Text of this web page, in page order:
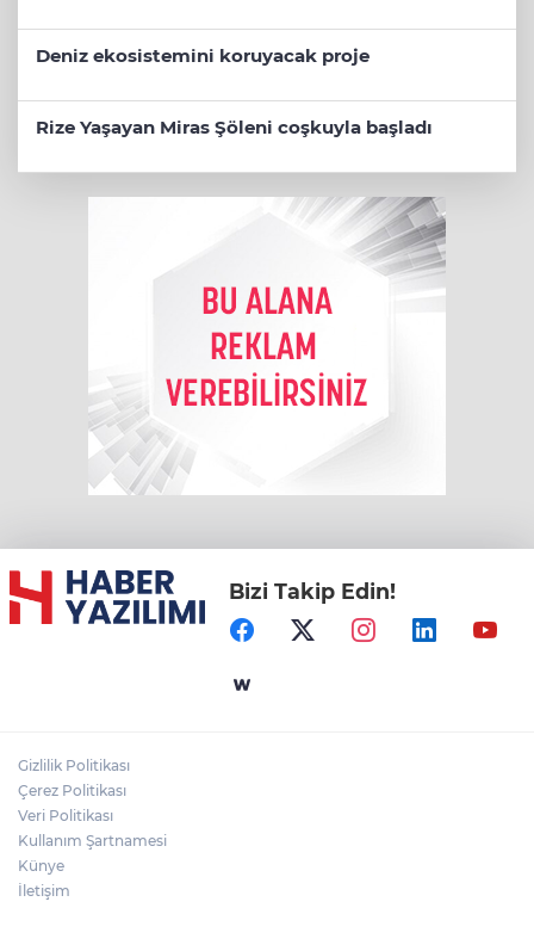
Deniz ekosistemini koruyacak proje
Rize Yaşayan Miras Şöleni coşkuyla başladı
Bizi Takip Edin!
Gizlilik Politikası
Çerez Politikası
Veri Politikası
Kullanım Şartnamesi
Künye
İletişim